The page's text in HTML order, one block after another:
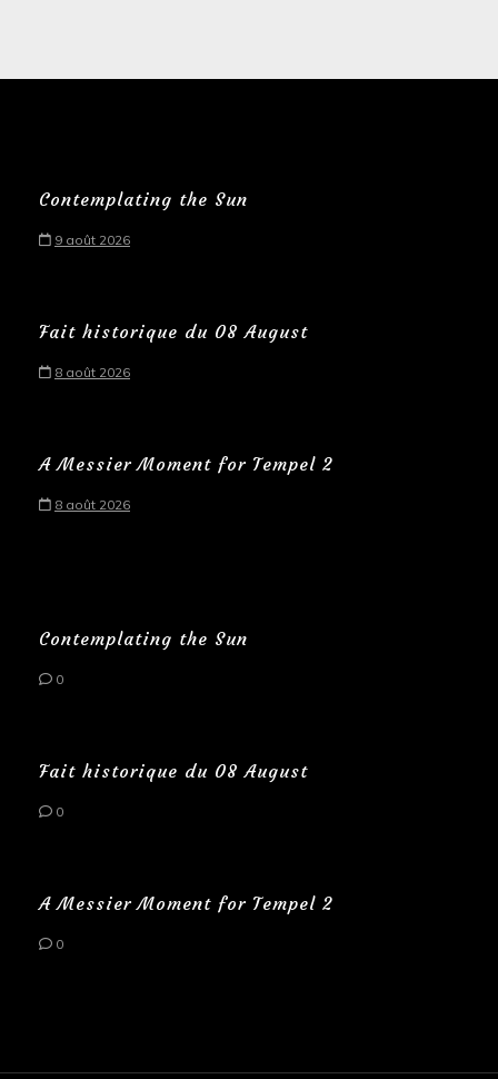
Contemplating the Sun
9 août 2026
Fait historique du 08 August
8 août 2026
A Messier Moment for Tempel 2
8 août 2026
Contemplating the Sun
0
Fait historique du 08 August
0
A Messier Moment for Tempel 2
0